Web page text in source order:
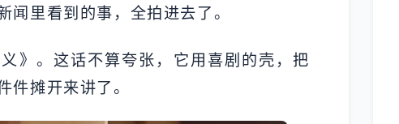
里看到的事，全拍进去了。
》。这话不算夸张，它用喜剧的壳，把
件摊开来讲了。